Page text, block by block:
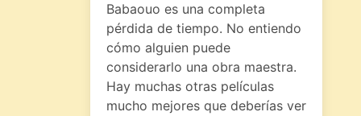
Babaouo es una completa
pérdida de tiempo. No entiendo
cómo alguien puede
considerarlo una obra maestra.
Hay muchas otras películas
mucho mejores que deberías ver